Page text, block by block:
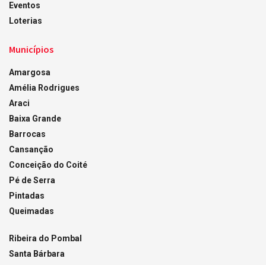
Eventos
Loterias
Municípios
Amargosa
Amélia Rodrigues
Araci
Baixa Grande
Barrocas
Cansanção
Conceição do Coité
Pé de Serra
Pintadas
Queimadas
Ribeira do Pombal
Santa Bárbara